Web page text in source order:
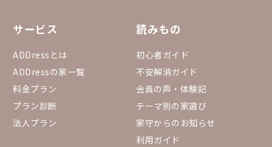
サービス
ADDressとは
ADDressの家一覧
料金プラン
プラン診断
法人プラン
読みもの
初心者ガイド
不安解消ガイド
会員の声・体験記
テーマ別の家選び
家守からのお知らせ
利用ガイド